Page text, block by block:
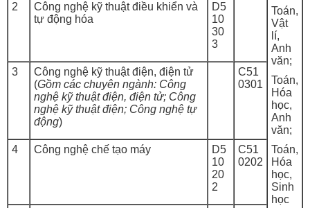
Toán,
Vật
lí,
Anh
văn;
Toán,
Hóa
học,
Anh
văn;
Toán,
Hóa
học,
Sinh
học
2
Công nghệ kỹ thuật điều khiển và
tự động hóa
D5
10
30
3
3
Công nghệ kỹ thuật điện, điện tử
(Gồm các chuyên ngành: Công
nghệ kỹ thuật điện, điện tử; Công
nghệ kỹ thuật điện; Công nghệ tự
động)
C51
0301
4 Công nghệ chế tạo máy
D5
10
20
2
C51
0202